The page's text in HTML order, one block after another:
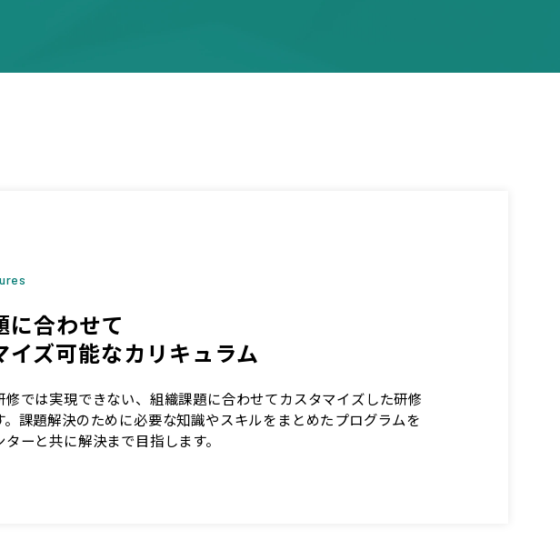
に合わせて
イズ可能なカリキュラム
修では実現できない、組織課題に合わせてカスタマイズした研修
。課題解決のために必要な知識やスキルをまとめたプログラムを
ーと共に解決まで目指します。